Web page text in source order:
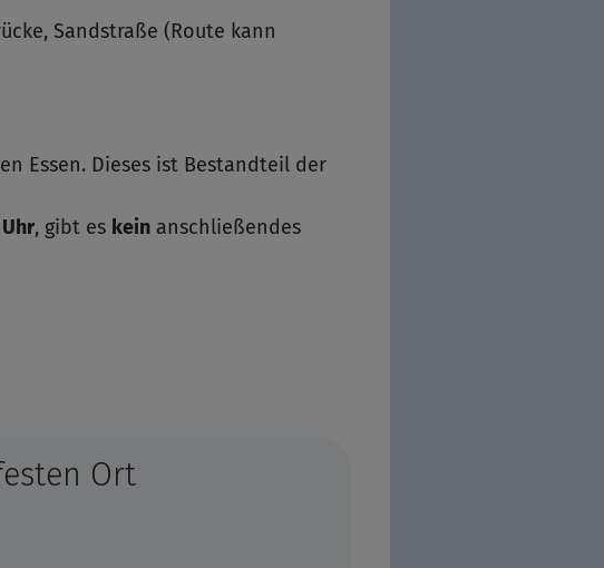
Sandstraße (Route kann
Essen. Dieses ist Bestandteil der
, gibt es kein anschließendes
Ort